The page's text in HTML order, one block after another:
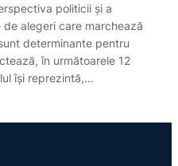
politicii și a
alegeri care marchează
determinante pentru
în următoarele 12
își reprezintă,…